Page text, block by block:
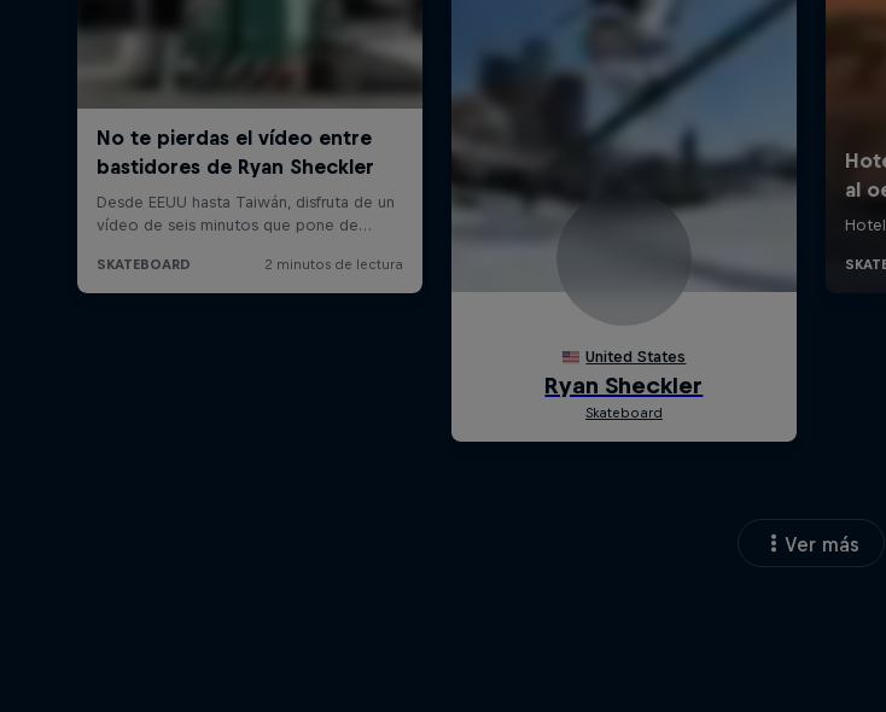
Ver más